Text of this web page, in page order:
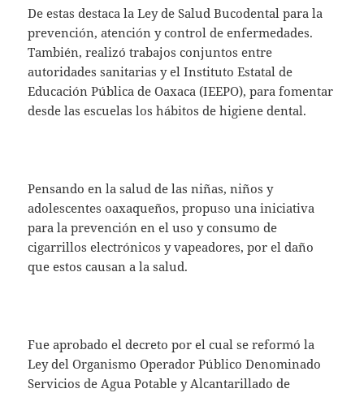
De estas destaca la Ley de Salud Bucodental para la
prevención, atención y control de enfermedades.
También, realizó trabajos conjuntos entre
autoridades sanitarias y el Instituto Estatal de
Educación Pública de Oaxaca (IEEPO), para fomentar
desde las escuelas los hábitos de higiene dental.
Pensando en la salud de las niñas, niños y
adolescentes oaxaqueños, propuso una iniciativa
para la prevención en el uso y consumo de
cigarrillos electrónicos y vapeadores, por el daño
que estos causan a la salud.
Fue aprobado el decreto por el cual se reformó la
Ley del Organismo Operador Público Denominado
Servicios de Agua Potable y Alcantarillado de